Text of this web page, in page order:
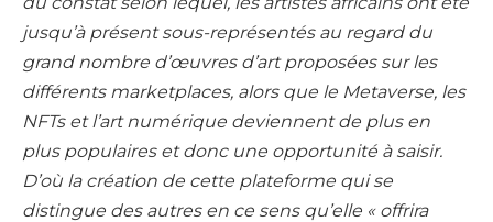
jusqu’à présent sous-représentés au regard du
grand nombre d’œuvres d’art proposées sur les
différents marketplaces, alors que le Metaverse, les
NFTs et l’art numérique deviennent de plus en
plus populaires et donc une opportunité à saisir.
D’où la création de cette plateforme qui se
distingue des autres en ce sens qu’elle « offrira